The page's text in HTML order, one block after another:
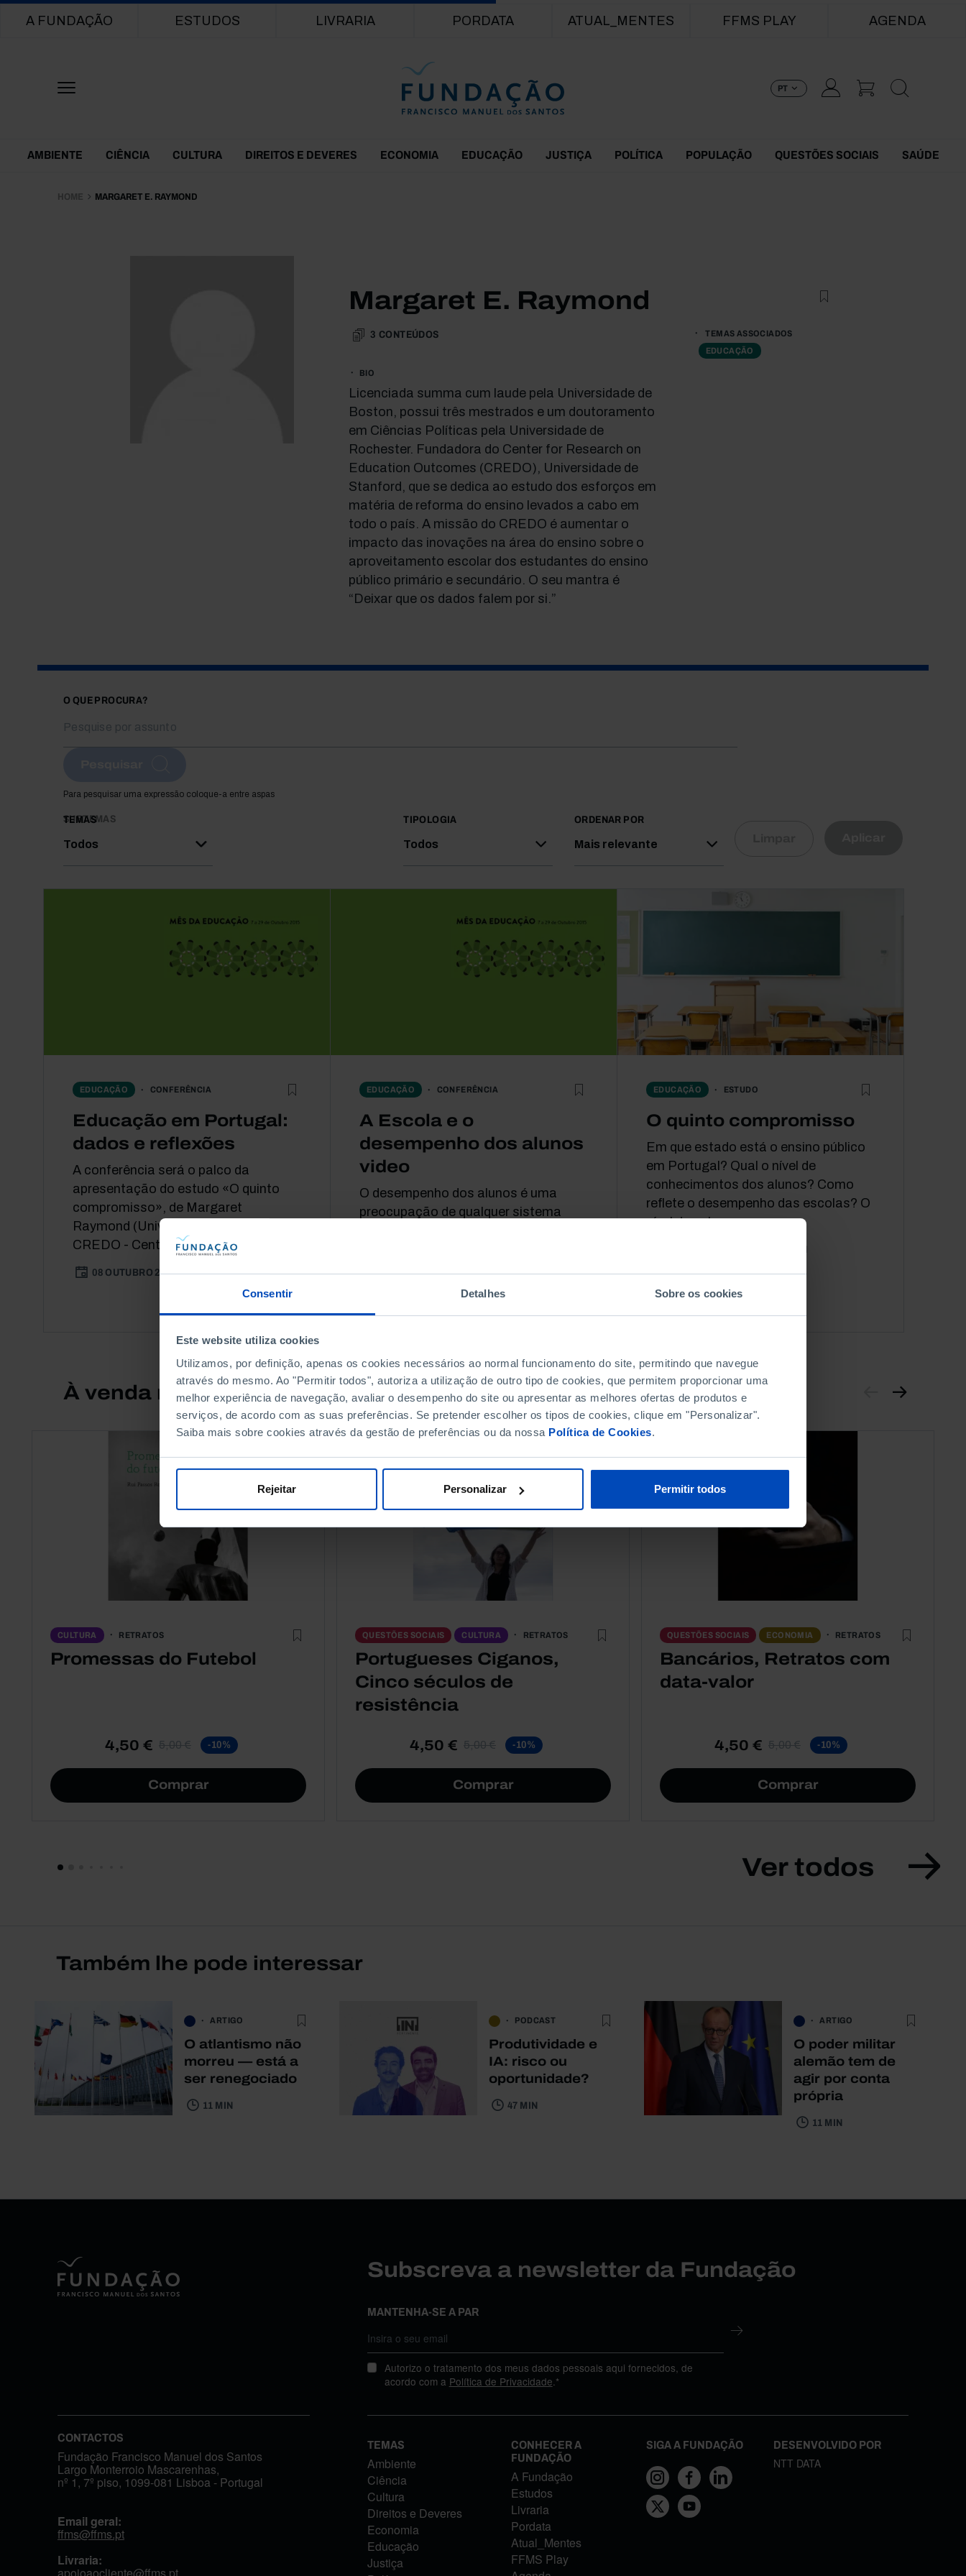
Consentir Detalhes Sobre os cookies
Este website utiliza cookies
Utilizamos, por definição, apenas os cookies necessários ao normal funcionamento do site, permitindo que navegue
através do mesmo. Ao "Permitir todos", autoriza a utilização de outro tipo de cookies, que permitem proporcionar uma
melhor experiência de navegação, avaliar o desempenho do site ou apresentar as melhores ofertas de produtos e
serviços, de acordo com as suas preferências. Se pretender escolher os tipos de cookies, clique em "Personalizar".
Saiba mais sobre cookies através da gestão de preferências ou da nossa Política de Cookies.
Rejeitar Personalizar Permitir todos
Main navigation
A FUNDAÇÃO ESTUDOS LIVRARIA PORDATA ATUAL_MENTES FFMS PLAY AGENDA
PT
Themes Menu
AMBIENTE CIÊNCIA CULTURA DIREITOS E DEVERES ECONOMIA EDUCAÇÃO JUSTIÇA POLÍTICA POPULAÇÃO QUESTÕES SOCIAIS SAÚDE
HOME MARGARET E. RAYMOND
Margaret E. Raymond
3 CONTEÚDOS
BIO
Licenciada summa cum laude pela Universidade de
Boston, possui três mestrados e um doutoramento
em Ciências Políticas pela Universidade de
Rochester. Fundadora do Center for Research on
Education Outcomes (CREDO), Universidade de
Stanford, que se dedica ao estudo dos esforços em
matéria de reforma do ensino levados a cabo em
todo o país. A missão do CREDO é aumentar o
impacto das inovações na área do ensino sobre o
aproveitamento escolar dos estudantes do ensino
público primário e secundário. O seu mantra é
“Deixar que os dados falem por si.”
TEMAS ASSOCIADOS
EDUCAÇÃO
O QUE PROCURA?
Para pesquisar uma expressão coloque-a entre aspas
TEMAS
Todos
SUBTEMAS TIPOLOGIA
Todos
ORDENAR POR
Mais relevante
EDUCAÇÃO CONFERÊNCIA
Educação em Portugal:
dados e reflexões
A conferência será o palco da
apresentação do estudo «O quinto
compromisso», de Margaret
Raymond (Universidade de Stanford e
CREDO - Center for...
08 OUTUBRO 2015 92 MIN
EDUCAÇÃO CONFERÊNCIA
A Escola e o
desempenho dos alunos
video
O desempenho dos alunos é uma
preocupação de qualquer sistema
07 OUTUBRO 2015 83 MIN
EDUCAÇÃO ESTUDO
O quinto compromisso
Em que estado está o ensino público
em Portugal? Qual o nível de
conhecimentos dos alunos? Como
reflete o desempenho das escolas? O
nível de pobreza...
À venda na Livraria
CULTURA RETRATOS
Promessas do Futebol
4,50 € 5,00 € -10%
Comprar
QUESTÕES SOCIAIS CULTURA RETRATOS
Portugueses Ciganos,
Cinco séculos de
resistência
4,50 € 5,00 € -10%
Comprar
QUESTÕES SOCIAIS ECONOMIA RETRATOS
Bancários, Retratos com
data-valor
4,50 € 5,00 € -10%
Comprar
Ver todos
Também lhe pode interessar
ARTIGO
O atlantismo não
morreu — está a
ser renegociado
11 MIN
PODCAST
Produtividade e
IA: risco ou
oportunidade?
47 MIN
ARTIGO
O poder militar
alemão tem de
agir por conta
própria
11 MIN
Subscreva a newsletter da Fundação
MANTENHA-SE A PAR
Autorizo o tratamento dos meus dados pessoais aqui fornecidos, de
acordo com a Política de Privacidade .*
CONTACTOS
Fundação Francisco Manuel dos Santos
Largo Monterroio Mascarenhas,
nº 1, 7º piso, 1099-081 Lisboa - Portugal
Email geral:
ffms@ffms.pt
Livraria:
TEMAS
Ambiente
Ciência
Cultura
Direitos e Deveres
Economia
Educação
Justiça
CONHECER A
FUNDAÇÃO
A Fundação
Estudos
Livraria
Pordata
Atual_Mentes
FFMS Play
SIGA A FUNDAÇÃO DESENVOLVIDO POR
NTT DATA